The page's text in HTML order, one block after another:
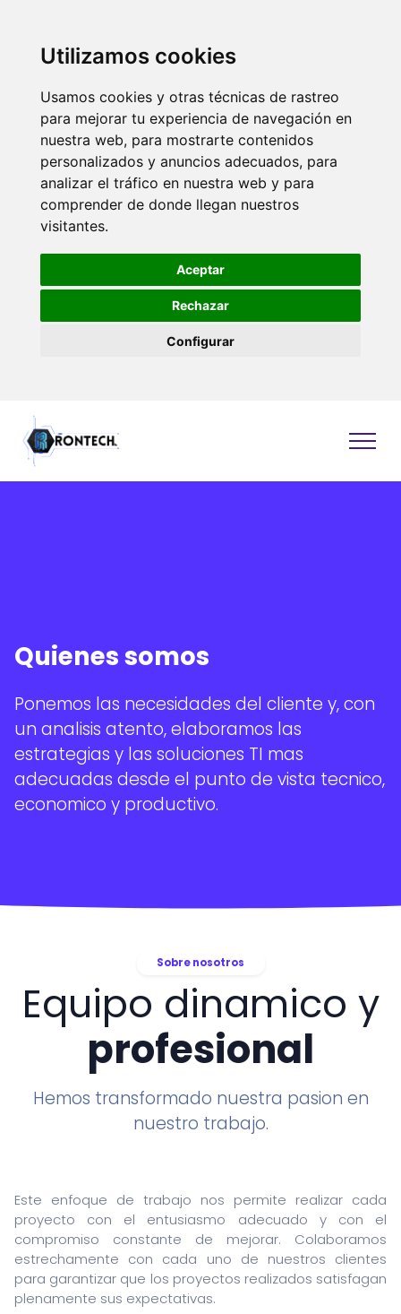
Utilizamos cookies
Usamos cookies y otras técnicas de rastreo
para mejorar tu experiencia de navegación en
nuestra web, para mostrarte contenidos
personalizados y anuncios adecuados, para
analizar el tráfico en nuestra web y para
comprender de donde llegan nuestros
visitantes.
Aceptar
Rechazar
Configurar
Asistencia tecnica
Diseno grafico
Consultoria
Formacion
ESPANOL
FRANCAIS
DEUTSCH
Quienes somos
Ponemos las necesidades del cliente y, con
un analisis atento, elaboramos las
estrategias y las soluciones TI mas
adecuadas desde el punto de vista tecnico,
economico y productivo.
Sobre nosotros
Equipo dinamico y
profesional
Hemos transformado nuestra pasion en
nuestro trabajo.
Este enfoque de trabajo nos permite realizar cada
proyecto con el entusiasmo adecuado y con el
compromiso constante de mejorar. Colaboramos
estrechamente con cada uno de nuestros clientes
para garantizar que los proyectos realizados satisfagan
plenamente sus expectativas.